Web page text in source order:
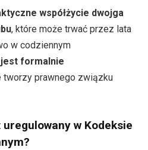
współżycie dwojga
, które może trwać przez lata
w codziennym
formalnie
tworzy prawnego związku
w Kodeksie